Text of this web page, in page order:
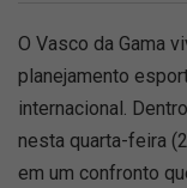
O Vasco da Gama
planejamento
internacional.
nesta quarta-feira
em um confronto